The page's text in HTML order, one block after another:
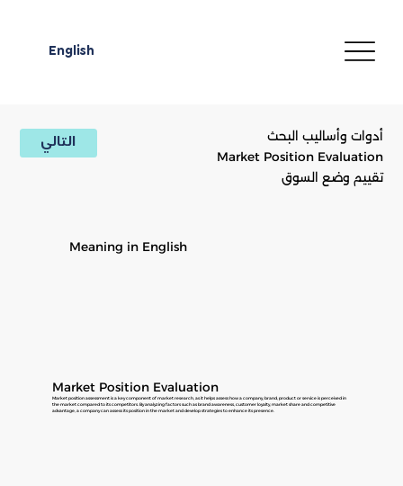
English
التالي
Market Position Evaluation
تقييم وضع السوق
أدوات وأساليب البحث
Meaning in English
Market Position Evaluation
Market position assessment is a key component of market research, as it helps assess how a company, brand, product or service is perceived in
the market compared to its competitors. By analyzing factors such as brand awareness, customer loyalty, market share and competitive
advantage, a company can assess its position in the market and develop strategies to enhance its presence.